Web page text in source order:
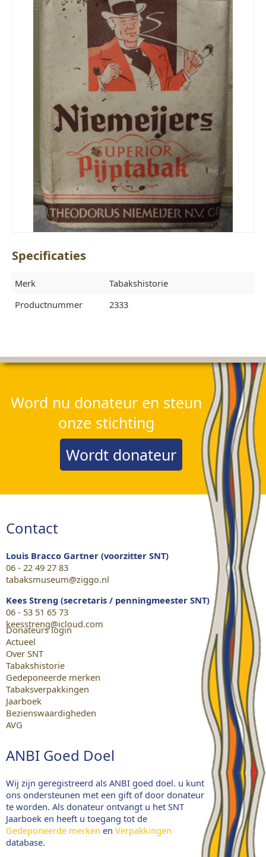
Specificaties
Merk
Tabakshistorie
Productnummer
2333
Word nu donateur en steun
onze stichting
Wordt donateur
Contact
Louis Bracco Gartner (voorzitter SNT)
06 - 22 49 27 83
tabaksmuseum@ziggo.nl
Kees Streng (secretaris / penningmeester SNT)
06 - 53 51 65 73
keesstreng@icloud.com
Donateurs login
Actueel
Over SNT
Tabakshistorie
Gedeponeerde merken
Tabaksverpakkingen
Jaarboek
Bezienswaardigheden
AVG
ANBI Goed Doel
Wij zijn geregistreerd als ANBI goed doel. u kunt
ons ondersteunen met een gift of door donateur
te worden. Als donateur ontvangt u het SNT
Jaarboek en heeft u toegang tot de
Gedeponeerde merken en Verpakkingen
database.